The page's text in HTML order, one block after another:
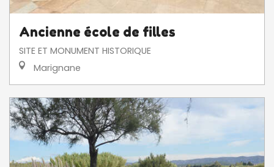
Ancienne école de filles
SITE ET MONUMENT HISTORIQUE
Marignane